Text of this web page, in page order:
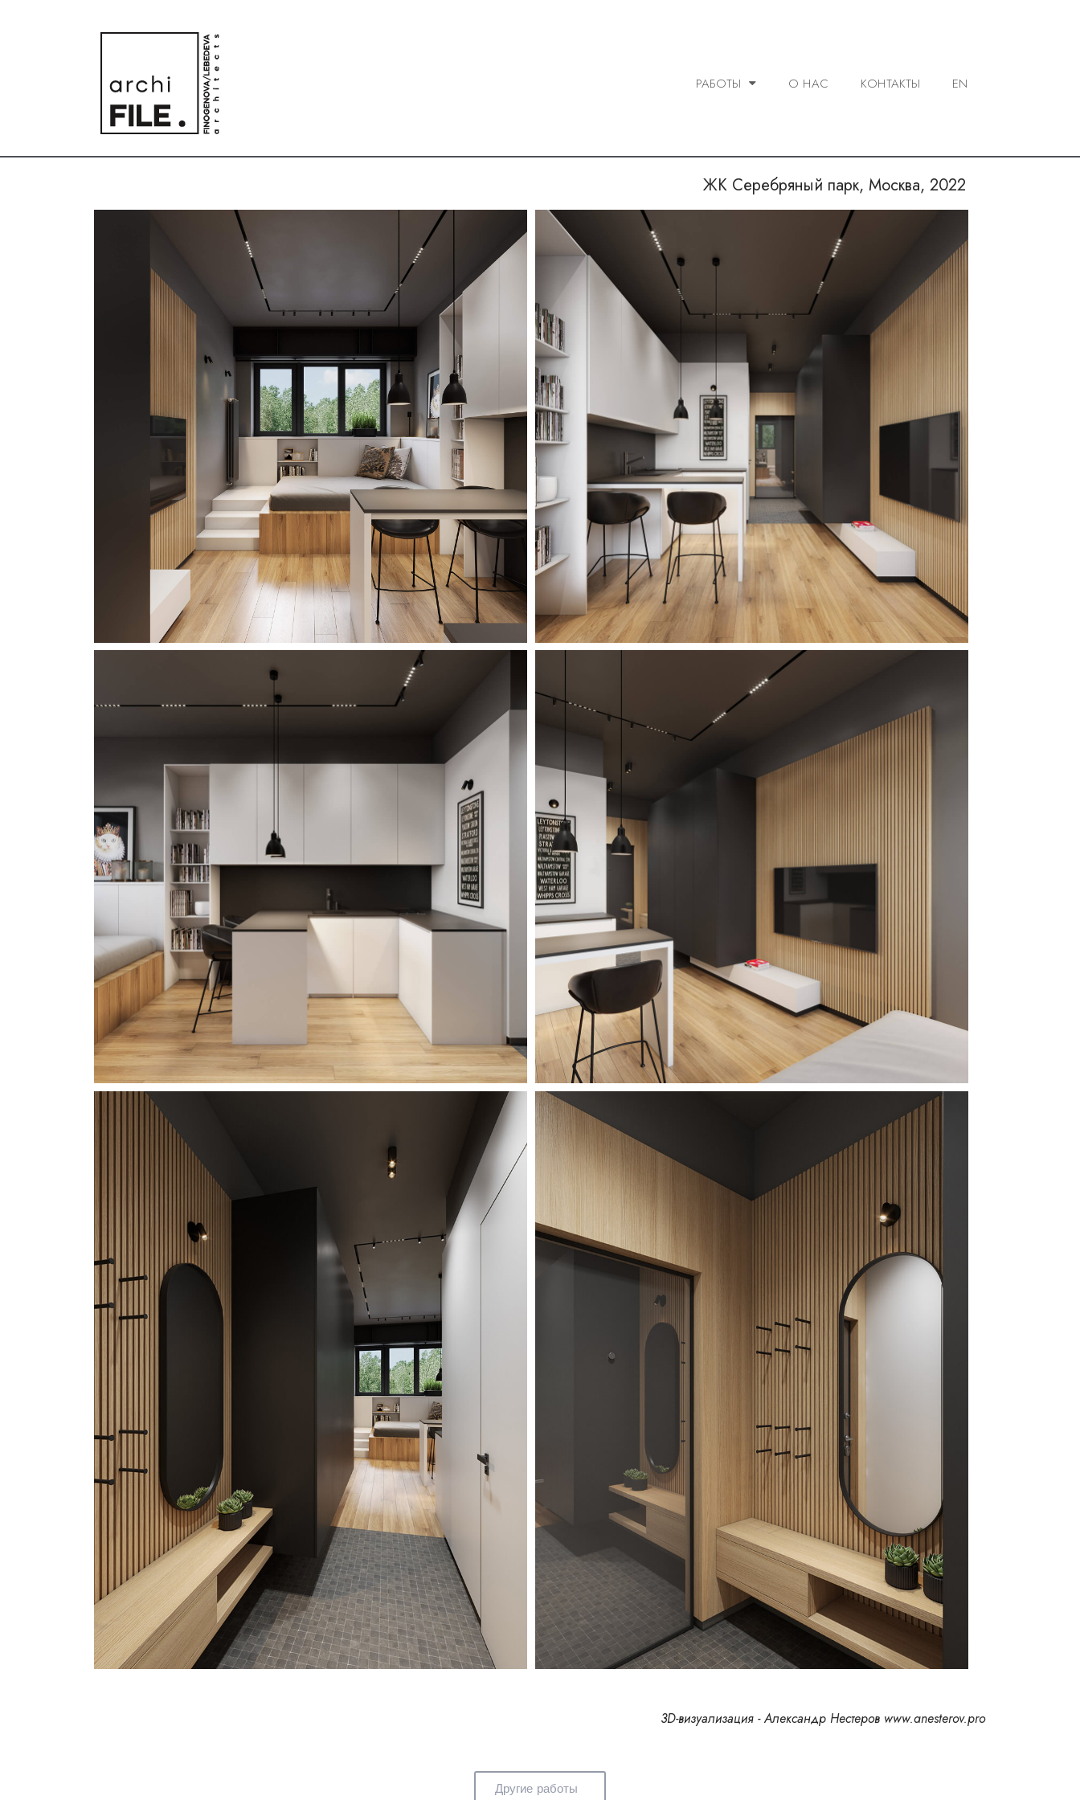
РАБОТЫ О НАС КОНТАКТЫ EN
ЖК Серебряный парк, Москва, 2022
3D-визуализация - Александр Нестеров www.anesterov.pro
Другие работы